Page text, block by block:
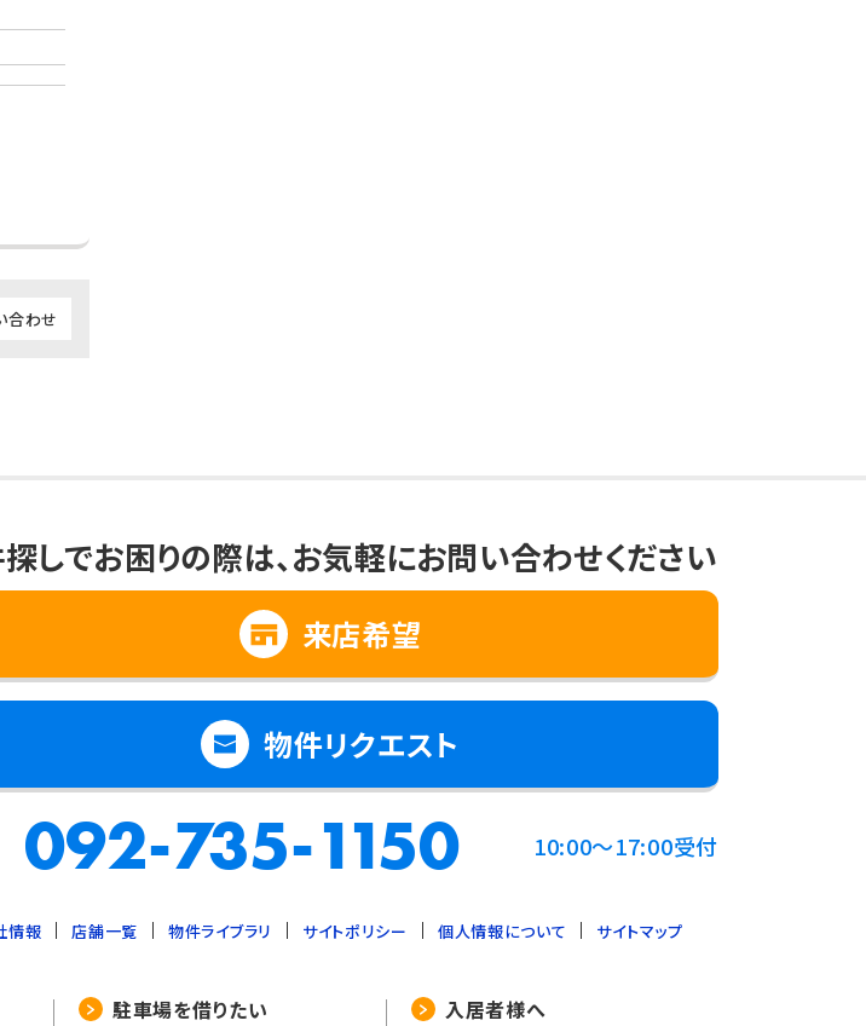
合わせ
しでお困りの際は、お気軽にお問い合わせください
来店希望
物件リクエスト
092-735-1150 10:00～17:00受付
情報 店舗一覧 物件ライブラリ サイトポリシー 個人情報について サイトマップ
駐車場を借りたい 入居者様へ